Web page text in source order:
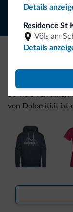
Details
Residence St
Völs am
Details
Seien Sie
So viele von Ihnen
von Dolomiti.it ist